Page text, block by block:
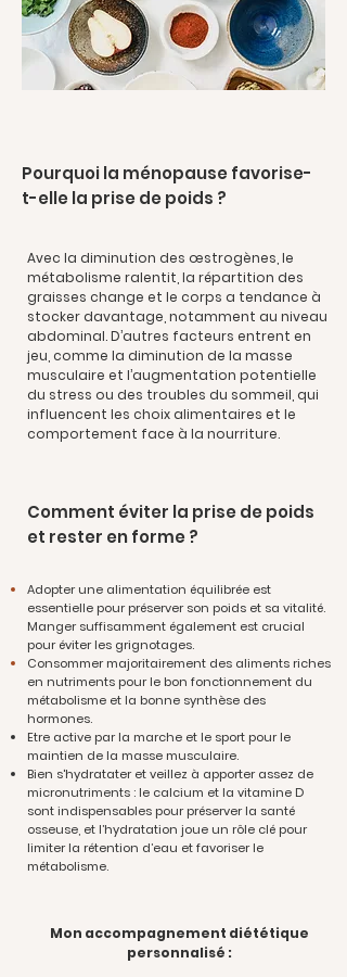
Pourquoi la ménopause favorise-
t-elle la prise de poids ?
Avec la diminution des œstrogènes, le
métabolisme ralentit, la répartition des
graisses change et le corps a tendance à
stocker davantage, notamment au niveau
abdominal. D’autres facteurs entrent en
jeu, comme la diminution de la masse
musculaire et l’augmentation potentielle
du stress ou des troubles du sommeil, qui
influencent les choix alimentaires et le
comportement face à la nourriture.
Comment éviter la prise de poids
et rester en forme ?
Adopter une alimentation équilibrée est
essentielle pour préserver son poids et sa vitalité.
Manger suffisamment également est crucial
pour éviter les grignotages.
Consommermajoritairement des aliments riches
en nutriments pour le bon fonctionnement du
métabolisme et la bonne synthèse des
hormones.
Etre active par la marche et le sport pour le
maintien de la masse musculaire.
Bien s'hydratater et veillez à apporter assez de
micronutriments : le calcium et la vitamine D
sont indispensables pour préserver la santé
osseuse, et l’hydratation joue un rôle clé pour
limiter la rétention d’eau et favoriser le
métabolisme.
Mon accompagnement diététique
personnalisé :